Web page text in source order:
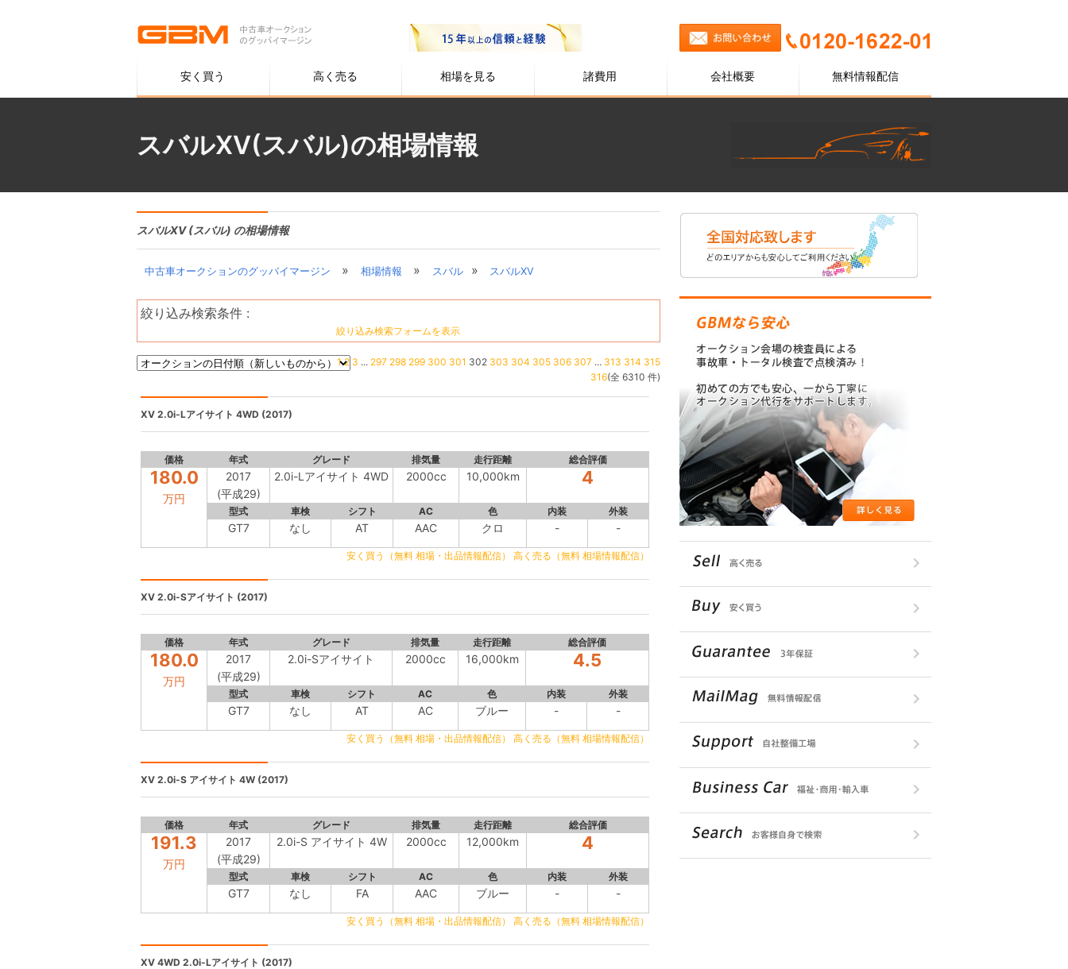
安く買う 高く売る 相場を見る 諸費用 会社概要 無料情報配信
スバルXV(スバル)の相場情報
スバルXV (スバル) の相場情報
中古車オークションのグッバイマージン » 相場情報 » スバル » スバルXV
絞り込み検索条件 :
絞り込み検索フォームを表示
1 2 3 ... 297 298 299 300 301 302 303 304 305 306 307... 313 314 315
316(全 6310 件)
XV 2.0i-Lアイサイト 4WD (2017)
価格 年式 グレード 排気量 走行距離 総合評価
180.0
万円
2017
(平成29)
2.0i-Lアイサイト 4WD 2000cc 10,000km 4
型式 車検 シフト AC 色 内装 外装
GT7 なし AT AAC クロ - -
安く買う（無料 相場・出品情報配信） 高く売る（無料 相場情報配信）
XV 2.0i-Sアイサイト (2017)
価格 年式 グレード 排気量 走行距離 総合評価
180.0
万円
2017
(平成29)
2.0i-Sアイサイト 2000cc 16,000km 4.5
型式 車検 シフト AC 色 内装 外装
GT7 なし AT AC ブルー - -
安く買う（無料 相場・出品情報配信） 高く売る（無料 相場情報配信）
XV 2.0i-S アイサイト 4W (2017)
価格 年式 グレード 排気量 走行距離 総合評価
191.3
万円
2017
(平成29)
2.0i-S アイサイト 4W 2000cc 12,000km 4
型式 車検 シフト AC 色 内装 外装
GT7 なし FA AAC ブルー - -
安く買う（無料 相場・出品情報配信） 高く売る（無料 相場情報配信）
XV 4WD 2.0i-Lアイサイト (2017)